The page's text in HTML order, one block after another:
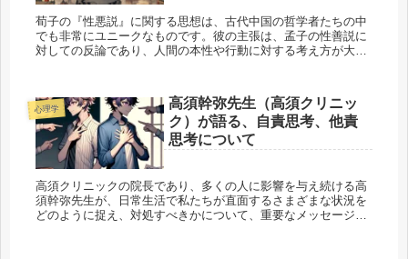
荀子の『性悪説』に関する思想は、古代中国の哲学者たちの中
でも非常にユニークなものです。彼の主張は、孟子の性善説に
対しての反論であり、人間の本性や行動に対する考え方が大き
心理学
高須幹弥先生（高須クリニッ
ク）が語る、自責思考、他責
思考について
高須クリニックの院長であり、多くの人に影響を与え続ける高
須幹弥先生が、日常生活で私たちが直面するさまざまな状況を
どのように捉え、対処すべきかについて、重要なメッセージを